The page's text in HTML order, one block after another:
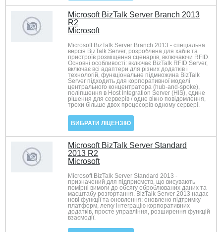
Microsoft BizTalk Server Branch 2013
R2
Microsoft
Microsoft BizTalk Server Branch 2013 - спеціальна
версія BizTalk Server, розроблена для хабів та
пристроїв розміщення сценаріїв, включаючи RFID.
Основні особливості: включає BizTalk RFID Server,
включає всі адаптери для різних додатків і
технологій, функціональне підмножина BizTalk
Server підходить для корпоративної моделі
центрального концентратора (hub-and-spoke),
поліпшення в Host Integration Server (HIS), єдине
рішення для серверів / одне вікно повідомлення,
трохи більше двох процесорів одному сервері.
ВИБРАТИ ЛІЦЕНЗІЮ
Microsoft BizTalk Server Standard
2013 R2
Microsoft
Microsoft BizTalk Server Standard 2013 -
призначений для підприємств, що висувають
помірні вимоги до обсягу оброблюваних даних та
масштабу розгортання. BizTalk Server 2013 надає
нові функції та оновлення: оновлено підтримку
платформ, легку інтеграцію корпоративних
додатків, просте управління, розширення функцій
взаємодії.